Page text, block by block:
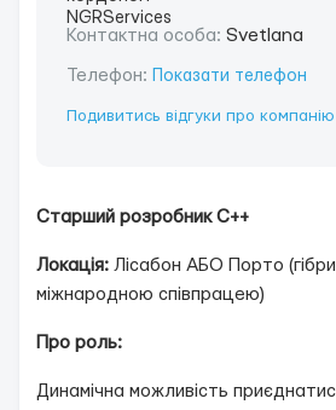
Контактна особа: Svetlana
Телефон: Показати телефон
Подивитись відгуки про
Старший розробник C++
Локація: Лісабон АБО Порто
міжнародною співпрацею)
Про роль:
Динамічна можливість